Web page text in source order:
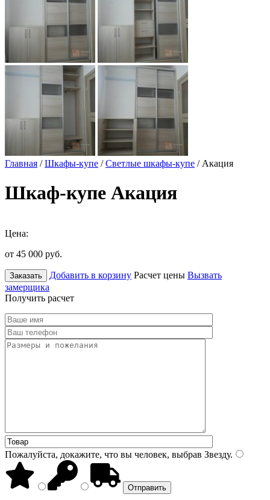
Главная /Шкафы-купе /Светлые шкафы-купе / Акация
Шкаф-купе Акация
Цена:
от 45 000 руб.
Заказать Добавить в корзину Расчет цены Вызвать
замерщика
Получить расчет
Пожалуйста, докажите, что вы человек, выбрав Звезду.